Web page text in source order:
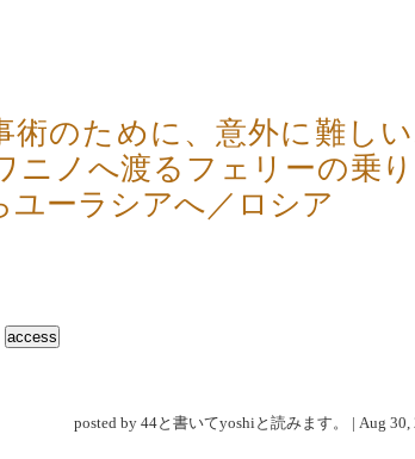
術のために、意外に難し
ニノへ渡るフェリーの乗
ユーラシアへ／ロシア
posted by 44と書いてyoshiと読みます。 | Aug 30,